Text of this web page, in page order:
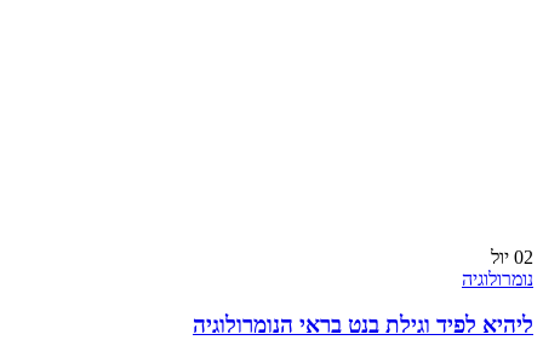
02 יול
נומרולוגיה
ליהיא לפיד וגילת בנט בראי הנומרולוגיה